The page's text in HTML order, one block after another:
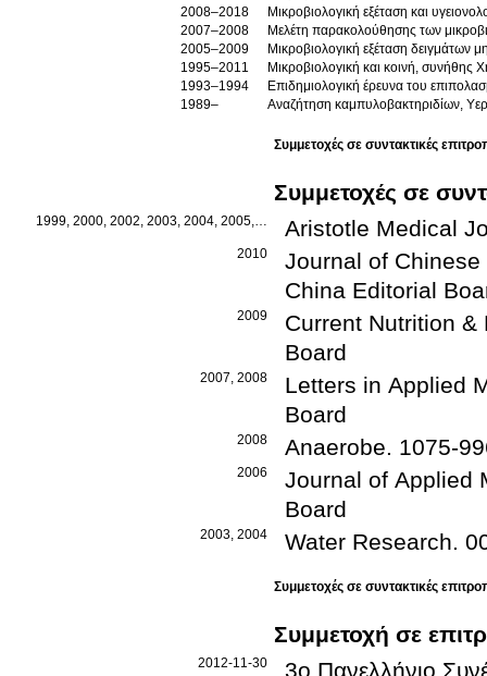
2008–2018
Μικροβιολογική εξέταση και
2007–2008
Μελέτη παρακολούθησης των
2005–2009
Μικροβιολογική εξέταση δειγμάτων
1995–2011
1993–1994
Επιδημιολογική έρευνα του
1989–
Αναζήτηση καμπυλοβακτηριδίων,
Συμμετοχές σε συντακτικές
Συμμετοχές σε
1999, 2000, 2002, 2003, 2004, 2005, 2006, 2007, 2008, 2009, 2010, 2011,
Aristotle Medical
2010
Journal of
China Editorial
2009
Current Nutrition &
Board
2007, 2008
Letters in Applied
Board
2008 Anaerobe. 1075-
2006
Journal of Applied
Board
2003, 2004 Water Research.
Συμμετοχές σε συντακτικές
Συμμετοχή σε
2012-11-30 3ο Πανελλήνιο